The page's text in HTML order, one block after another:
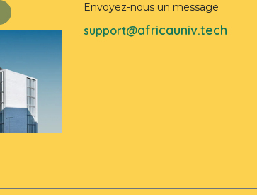
Envoyez-nous un message
support@africauniv.tech